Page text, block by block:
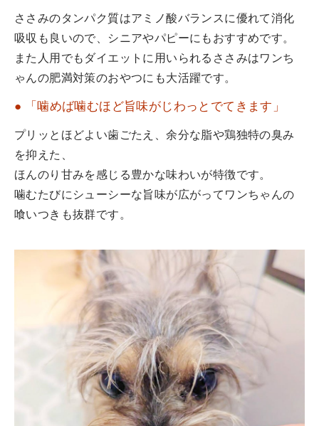
ささみのタンパク質はアミノ酸バランスに優れて消化
吸収も良いので、シニアやパピーにもおすすめです。
また人用でもダイエットに用いられるささみはワンち
ゃんの肥満対策のおやつにも大活躍です。
● 「噛めば噛むほど旨味がじわっとでてきます」
プリッとほどよい歯ごたえ、余分な脂や鶏独特の臭み
を抑えた、
ほんのり甘みを感じる豊かな味わいが特徴です。
噛むたびにシューシーな旨味が広がってワンちゃんの
喰いつきも抜群です。